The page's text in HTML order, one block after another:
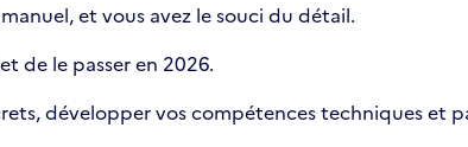
et vous avez le souci du détail.
de le passer en 2026.
développer vos compétences techniques et